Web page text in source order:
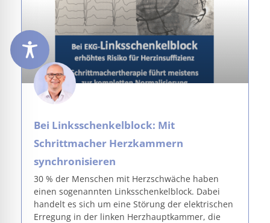
Bei Linksschenkelblock: Mit
Schrittmacher Herzkammern
synchronisieren
30 % der Menschen mit Herzschwäche haben
einen sogenannten Linksschenkelblock. Dabei
handelt es sich um eine Störung der elektrischen
Erregung in der linken Herzhauptkammer, die